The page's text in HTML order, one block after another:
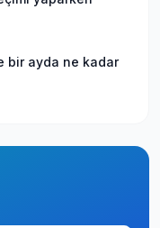
bir ayda ne kadar